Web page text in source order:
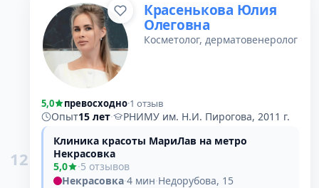
12
Красенькова Юлия
Олеговна
Косметолог, дерматовенеролог
5,0 превосходно·1 отзыв
Опыт15 лет·
РНИМУ им. Н.И. Пирогова, 2011 г.
Клиника красоты МариЛав на метро
Некрасовка
5,0
·5 отзывов
Некрасовка·4 мин·Недорубова, 15